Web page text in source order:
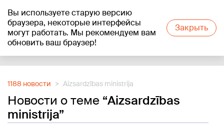
Вы используете старую версию
браузера, некоторые интерфейсы
могут работать. Мы рекомендуем вам
обновить ваш браузер!
Закрыть
+13°C
1188 новости Aizsardzības ministrija
Новости о теме “Aizsardzības
ministrija”